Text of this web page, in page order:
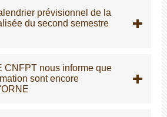
prévisionnel de la
du second semestre
CNFPT nous informe que
sont encore